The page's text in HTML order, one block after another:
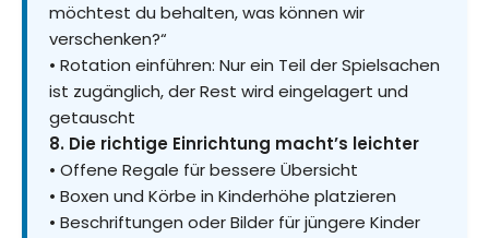
möchtest du behalten, was können wir
verschenken?“
• Rotation einführen: Nur ein Teil der Spielsachen
ist zugänglich, der Rest wird eingelagert und
getauscht
8. Die richtige Einrichtung macht’s leichter
• Offene Regale für bessere Übersicht
• Boxen und Körbe in Kinderhöhe platzieren
• Beschriftungen oder Bilder für jüngere Kinder